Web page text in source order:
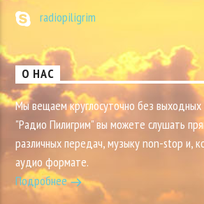
radiopiligrim
О НАС
Мы вещаем круглосуточно без выходных
"Радио Пилигрим" вы можете слушать
различных передач, музыку non-stop и,
аудио формате.
Подробнее